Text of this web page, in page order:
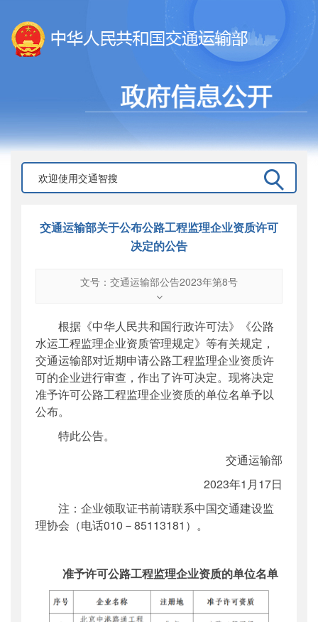
交通运输部关于公布公路工程监理企业资质许可
决定的公告
文号：交通运输部公告2023年第8号
交通运输部公告2023年第8号
公开日期 ：2023年02月09日
主题词：
公路工程监理;监理企业资质
机构分类：公路局
主题分类：其他监督
公文类型
根据《中华人民共和国行政许可法》《公路
水运工程监理企业资质管理规定》等有关规定，
交通运输部对近期申请公路工程监理企业资质许
可的企业进行审查，作出了许可决定。现将决定
准予许可公路工程监理企业资质的单位名单予以
公布。
特此公告。
交通运输部
2023年1月17日
注：企业领取证书前请联系中国交通建设监
理协会（电话010－85113181）。
准予许可公路工程监理企业资质的单位名单